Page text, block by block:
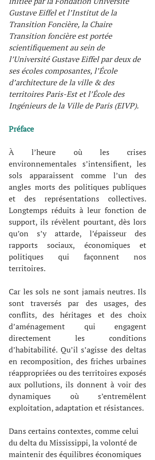
Gustave Eiffel et l’Institut de la
Transition Foncière, la Chaire
Transition foncière est portée
scientifiquement au sein de
l’Université Gustave Eiffel par deux de
ses écoles composantes, l’École
d’architecture de la ville & des
territoires Paris-Est et l’École des
Ingénieurs de la Ville de Paris (EIVP).
Préface
À l’heure où les crises
environnementales s’intensifient, les
sols apparaissent comme l’un des
angles morts des politiques publiques
et des représentations collectives.
Longtemps réduits à leur fonction de
support, ils révèlent pourtant, dès lors
qu’on s’y attarde, l’épaisseur des
rapports sociaux, économiques et
politiques qui façonnent nos
territoires.
Car les sols ne sont jamais neutres. Ils
sont traversés par des usages, des
conflits, des héritages et des choix
d’aménagement qui engagent
directement les conditions
d’habitabilité. Qu’il s’agisse des deltas
en recomposition, des friches urbaines
réappropriées ou des territoires exposés
aux pollutions, ils donnent à voir des
dynamiques où s’entremêlent
exploitation, adaptation et résistances.
Dans certains contextes, comme celui
du delta du Mississippi, la volonté de
maintenir des équilibres économiques